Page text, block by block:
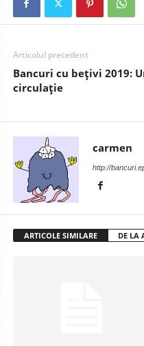
-
B
a
c
u
z
Articolul precedent
Bancuri cu bețivi 2019:
circulație
carmen
http://
ARTICOLE SIMILARE DE LA